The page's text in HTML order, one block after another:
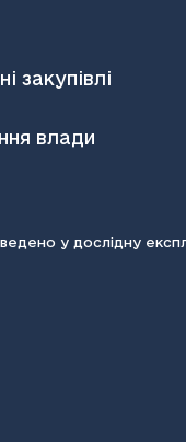
закупівлі
влади
у дослідну